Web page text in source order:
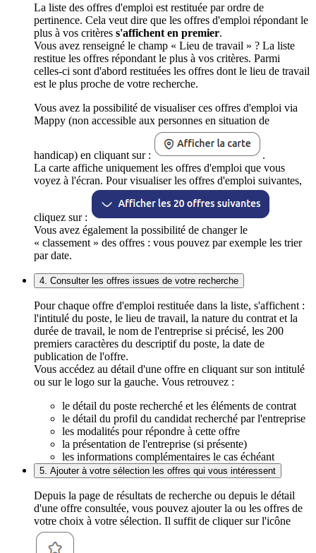
La liste des offres d'emploi est restituée par ordre de
pertinence. Cela veut dire que les offres d'emploi répondant le
plus à vos critères s'affichent en premier.
Vous avez renseigné le champ « Lieu de travail » ? La liste
restitue les offres répondant le plus à vos critères. Parmi
celles-ci sont d'abord restituées les offres dont le lieu de travail
est le plus proche de votre recherche.
Vous avez la possibilité de visualiser ces offres d'emploi via
Mappy (non accessible aux personnes en situation de
handicap) en cliquant sur :
.
La carte affiche uniquement les offres d'emploi que vous
voyez à l'écran. Pour visualiser les offres d'emploi suivantes,
cliquez sur :
Vous avez également la possibilité de changer le
« classement » des offres : vous pouvez par exemple les trier
par date.
4. Consulter les offres issues de votre recherche
Pour chaque offre d'emploi restituée dans la liste, s'affichent :
l'intitulé du poste, le lieu de travail, la nature du contrat et la
durée de travail, le nom de l'entreprise si précisé, les 200
premiers caractères du descriptif du poste, la date de
publication de l'offre.
Vous accédez au détail d'une offre en cliquant sur son intitulé
ou sur le logo sur la gauche. Vous retrouvez :
le détail du poste recherché et les éléments de contrat
le détail du profil du candidat recherché par l'entreprise
les modalités pour répondre à cette offre
la présentation de l'entreprise (si présente)
les informations complémentaires le cas échéant
5. Ajouter à votre sélection les offres qui vous intéressent
Depuis la page de résultats de recherche ou depuis le détail
d'une offre consultée, vous pouvez ajouter la ou les offres de
votre choix à votre sélection. Il suffit de cliquer sur l'icône